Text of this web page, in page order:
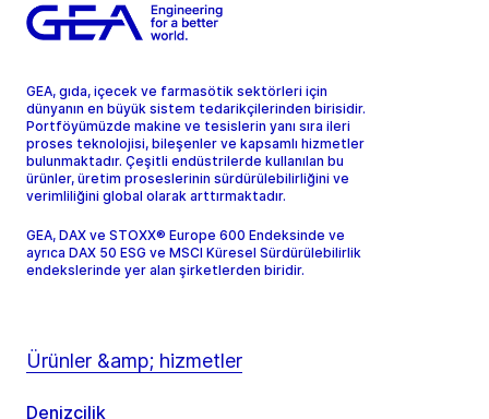
GEA, gıda, içecek ve farmasötik sektörleri için
dünyanın en büyük sistem tedarikçilerinden birisidir.
Portföyümüzde makine ve tesislerin yanı sıra ileri
proses teknolojisi, bileşenler ve kapsamlı hizmetler
bulunmaktadır. Çeşitli endüstrilerde kullanılan bu
ürünler, üretim proseslerinin sürdürülebilirliğini ve
verimliliğini global olarak arttırmaktadır.
GEA, DAX ve STOXX® Europe 600 Endeksinde ve
ayrıca DAX 50 ESG ve MSCI Küresel Sürdürülebilirlik
endekslerinde yer alan şirketlerden biridir.
Ürünler &amp; hizmetler
Denizcilik